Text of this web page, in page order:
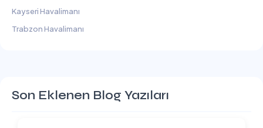
Kayseri Havalimanı
Trabzon Havalimanı
Son Eklenen Blog Yazıları